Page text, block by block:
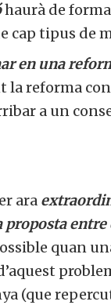
haurà de
cap tipus de
en una
la reforma
a un
ara
proposta
quan
(que